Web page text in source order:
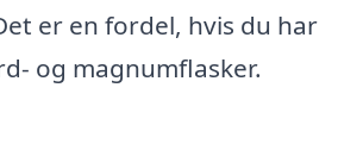
er en fordel, hvis du har
og magnumflasker.